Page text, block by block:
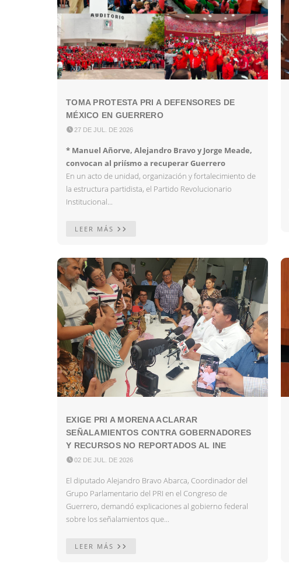
TOMA PROTESTA PRI A DEFENSORES DE
MÉXICO EN GUERRERO
 27 DE JUL. DE 2026
* Manuel Añorve, Alejandro Bravo y Jorge Meade,
convocan al priísmo a recuperar Guerrero
En un acto de unidad, organización y fortalecimiento de
la estructura partidista, el Partido Revolucionario
Institucional...
LEER MÁS
EXIGE PRI A MORENA ACLARAR
SEÑALAMIENTOS CONTRA GOBERNADORES
Y RECURSOS NO REPORTADOS AL INE
02 DE JUL. DE 2026
El diputado Alejandro Bravo Abarca, Coordinador del
Grupo Parlamentario del PRI en el Congreso de
Guerrero, demandó explicaciones al gobierno federal
sobre los señalamientos que...
LEER MÁS